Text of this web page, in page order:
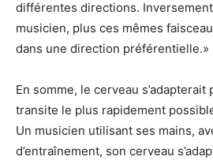
différentes directions.
musicien, plus ces mêmes
dans une direction préférentielle.»
En somme, le cerveau s’adapterait
transite le plus rapidement
Un musicien utilisant ses mains,
d’entraînement, son cerveau